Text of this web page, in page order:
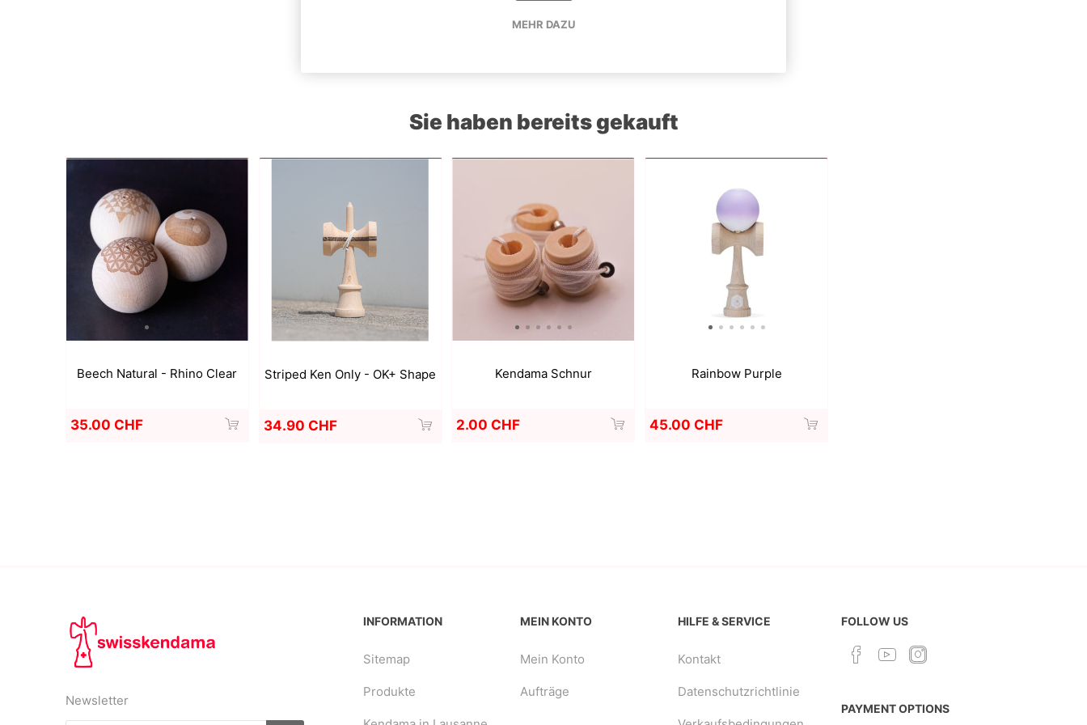
(21), ken only
Sie haben bereits gekauft
Beech Natural - Rhino Clear
35.00 CHF
Striped Ken Only - OK+ Shape
34.90 CHF
Kendama Schnur
2.00 CHF
Rainbow Purple
45.00 CHF
Newsletter
INFORMATION
Sitemap
Produkte
MEIN KONTO
Mein Konto
Aufträge
HILFE & SERVICE
Kontakt
Datenschutzrichtlinie
FOLLOW US
PAYMENT OPTIONS
MEHR DAZU